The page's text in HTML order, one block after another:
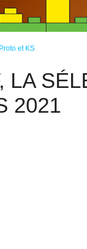
Proto et KS
LA
2021